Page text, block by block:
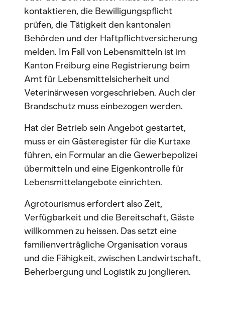
kontaktieren, die Bewilligungspflicht
prüfen, die Tätigkeit den kantonalen
Behörden und der Haftpflichtversicherung
melden. Im Fall von Lebensmitteln ist im
Kanton Freiburg eine Registrierung beim
Amt für Lebensmittelsicherheit und
Veterinärwesen vorgeschrieben. Auch der
Brandschutz muss einbezogen werden.
Hat der Betrieb sein Angebot gestartet,
muss er ein Gästeregister für die Kurtaxe
führen, ein Formular an die Gewerbepolizei
übermitteln und eine Eigenkontrolle für
Lebensmittelangebote einrichten.
Agrotourismus erfordert also Zeit,
Verfügbarkeit und die Bereitschaft, Gäste
willkommen zu heissen. Das setzt eine
familienverträgliche Organisation voraus
und die Fähigkeit, zwischen Landwirtschaft,
Beherbergung und Logistik zu jonglieren.